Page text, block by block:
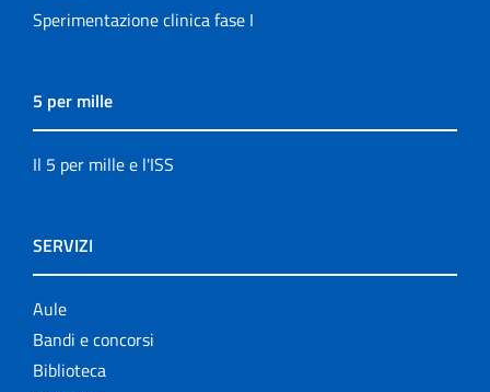
Sperimentazione clinica fase I
5 per mille
Il 5 per mille e l'ISS
SERVIZI
Aule
Bandi e concorsi
Biblioteca